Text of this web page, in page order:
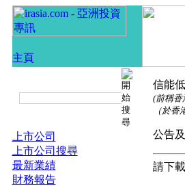
上市公司
上市公司搜尋
最新業績
財務報告
信能
(前稱香
（於香
公告
請下